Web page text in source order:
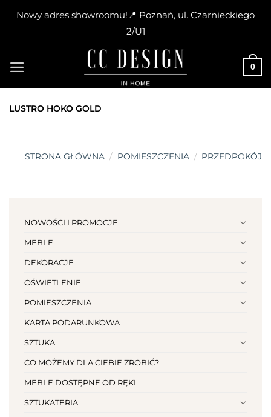
Nowy adres showroomu!📍 Poznań, ul. Czarnieckiego
2/U1
content
0
LUSTRO HOKO GOLD
STRONA GŁÓWNA / POMIESZCZENIA / PRZEDPOKÓJ
NOWOŚCI I PROMOCJE
MEBLE
DEKORACJE
OŚWIETLENIE
POMIESZCZENIA
KARTA PODARUNKOWA
SZTUKA
CO MOŻEMY DLA CIEBIE ZROBIĆ?
MEBLE DOSTĘPNE OD RĘKI
SZTUKATERIA